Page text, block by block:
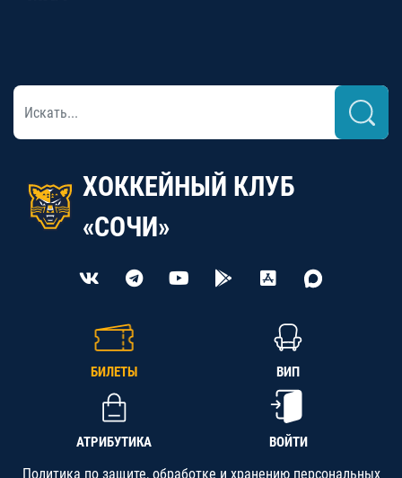
ХОККЕЙНЫЙ КЛУБ
«СОЧИ»
БИЛЕТЫ ВИП
АТРИБУТИКА ВОЙТИ
Политика по защите, обработке и хранению персональных